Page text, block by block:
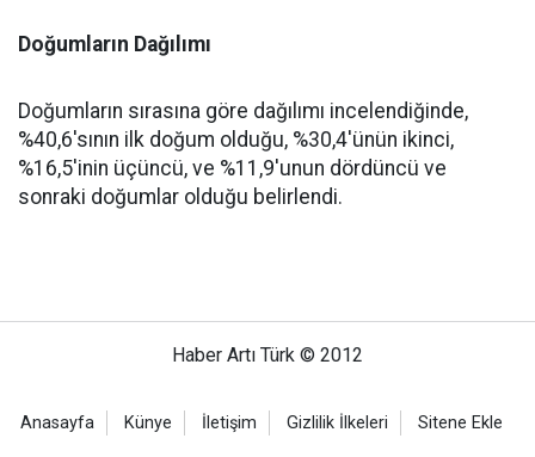
Doğumların Dağılımı
Doğumların sırasına göre dağılımı incelendiğinde,
%40,6'sının ilk doğum olduğu, %30,4'ünün ikinci,
%16,5'inin üçüncü, ve %11,9'unun dördüncü ve
sonraki doğumlar olduğu belirlendi.
Haber Artı Türk © 2012
Anasayfa Künye İletişim Gizlilik İlkeleri Sitene Ekle